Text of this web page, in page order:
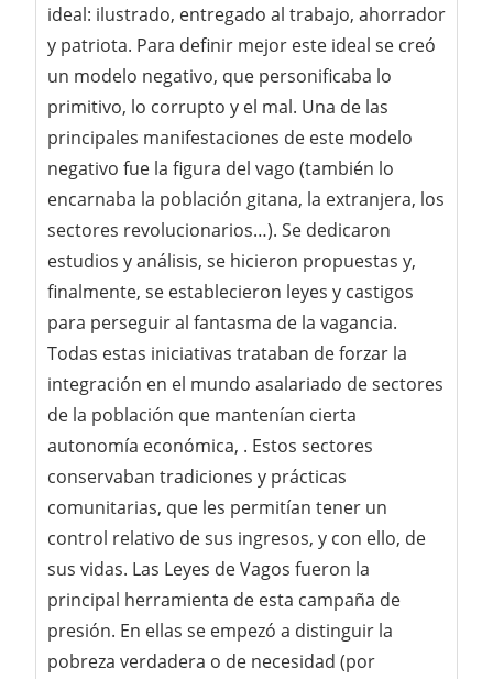
ideal: ilustrado, entregado al trabajo, ahorrador
y patriota. Para definir mejor este ideal se creó
un modelo negativo, que personificaba lo
primitivo, lo corrupto y el mal. Una de las
principales manifestaciones de este modelo
negativo fue la figura del vago (también lo
encarnaba la población gitana, la extranjera, los
sectores revolucionarios…). Se dedicaron
estudios y análisis, se hicieron propuestas y,
finalmente, se establecieron leyes y castigos
para perseguir al fantasma de la vagancia.
Todas estas iniciativas trataban de forzar la
integración en el mundo asalariado de sectores
de la población que mantenían cierta
autonomía económica, . Estos sectores
conservaban tradiciones y prácticas
comunitarias, que les permitían tener un
control relativo de sus ingresos, y con ello, de
sus vidas. Las Leyes de Vagos fueron la
principal herramienta de esta campaña de
presión. En ellas se empezó a distinguir la
pobreza verdadera o de necesidad (por